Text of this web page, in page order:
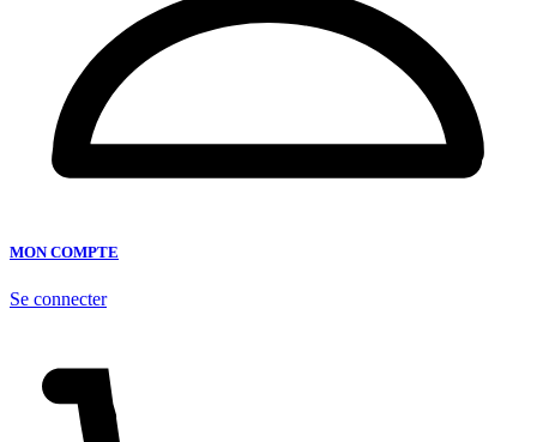
MON COMPTE
Se connecter